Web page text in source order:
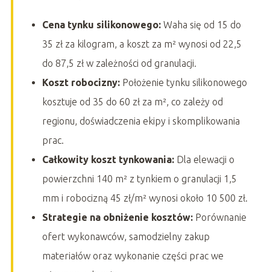
Cena tynku silikonowego:Waha się od 15 do
35 zł za kilogram, a koszt za m² wynosi od 22,5
do 87,5 zł w zależności od granulacji.
Koszt robocizny:Położenie tynku silikonowego
kosztuje od 35 do 60 zł za m², co zależy od
regionu, doświadczenia ekipy i skomplikowania
prac.
Całkowity koszt tynkowania:Dla elewacji o
powierzchni 140 m² z tynkiem o granulacji 1,5
mm i robocizną 45 zł/m² wynosi około 10 500 zł.
Strategie na obniżenie kosztów:Porównanie
ofert wykonawców, samodzielny zakup
materiałów oraz wykonanie części prac we